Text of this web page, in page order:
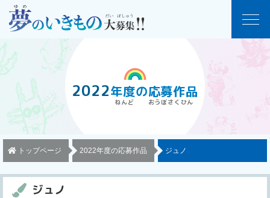
2022年度の応募作品
トップページ 2022年度の応募作品 ジュノ
ジュノ